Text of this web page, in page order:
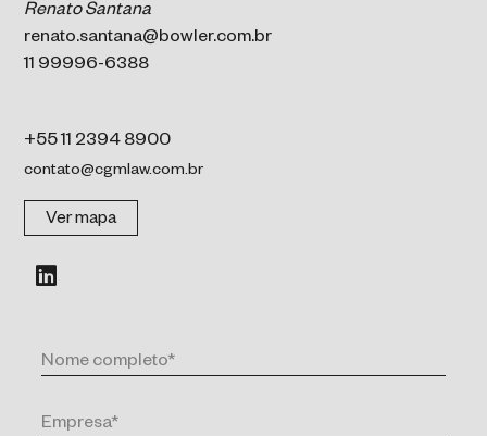
Renato Santana
renato.santana@bowler.com.br
11 99996-6388
+55 11 2394 8900
contato@cgmlaw.com.br
Ver mapa